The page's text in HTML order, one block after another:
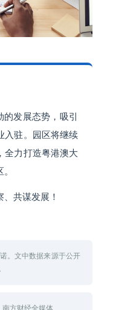
发展态势，吸引
入驻。园区将继续
全力打造粤港澳大
共谋发展！
。文中数据来源于公开
方财经全媒体